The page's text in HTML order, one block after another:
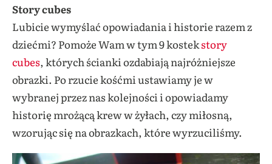
Story cubes
Lubicie wymyślać opowiadania i historie razem z
dziećmi? Pomoże Wam w tym 9 kostekstory
cubes, których ścianki ozdabiają najróżniejsze
obrazki. Po rzucie kośćmi ustawiamy je w
wybranej przez nas kolejności i opowiadamy
historię mrożącą krew w żyłach, czy miłosną,
wzorując się na obrazkach, które wyrzuciliśmy.